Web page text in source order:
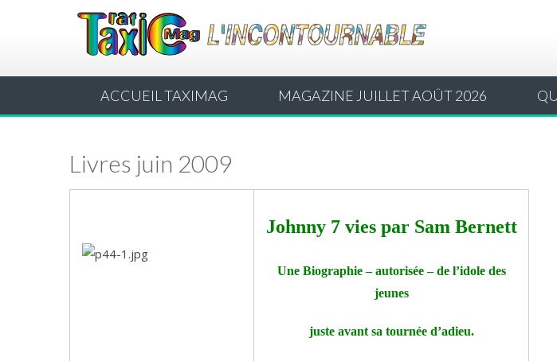
ACCUEIL TAXIMAG MAGAZINE JUILLET AOÛT 2026
Livres juin 2009
Johnny 7 vies par Sam Bernett
Une Biographie – autorisée – de l’idole des
jeunes
juste avant sa tournée d’adieu.